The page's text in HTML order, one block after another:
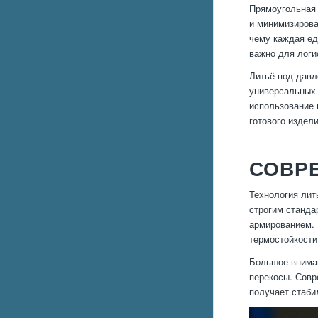
и
чему каждая
важно для
Литьё под
готового
Технология
строгим
армированием.
Большое
перекосы.
получает